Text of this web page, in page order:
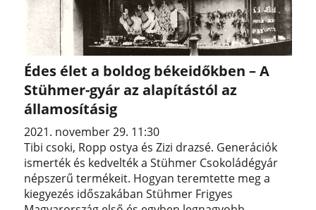
Édes élet a boldog békeidőkben – A
Stühmer-gyár az alapítástól az
államosításig
2021. november 29. 11:30
Tibi csoki, Ropp ostya és Zizi drazsé. Generációk
ismerték és kedvelték a Stühmer Csokoládégyár
népszerű termékeit. Hogyan teremtette meg a
kiegyezés időszakában Stühmer Frigyes